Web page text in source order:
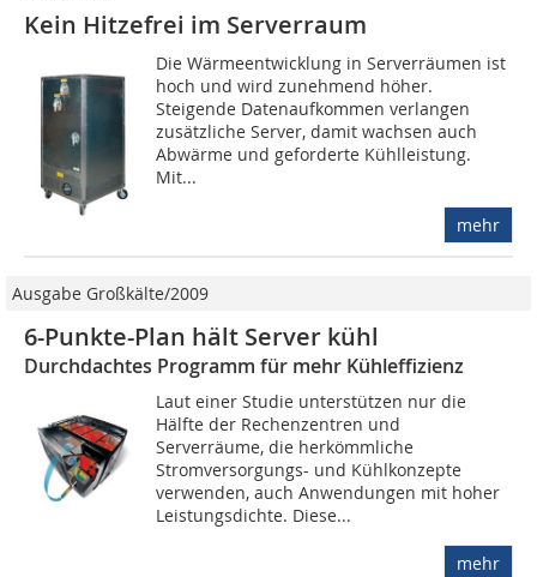
Kein Hitzefrei im Serverraum
Die Wärmeentwicklung in Serverräumen ist
hoch und wird zunehmend höher.
Steigende Datenaufkommen verlangen
zusätzliche Server, damit wachsen auch
Abwärme und geforderte Kühl­leistung.
Mit...
mehr
Ausgabe Großkälte/2009
6-Punkte-Plan hält Server kühl
Durchdachtes Programm für mehr Kühleffizienz
Laut einer Studie unterstützen nur die
Hälfte der Rechenzentren und
Serverräume, die herkömmliche
Stromversorgungs- und Kühlkonzepte
verwenden, auch Anwendungen mit hoher
Leistungsdichte. Diese...
mehr